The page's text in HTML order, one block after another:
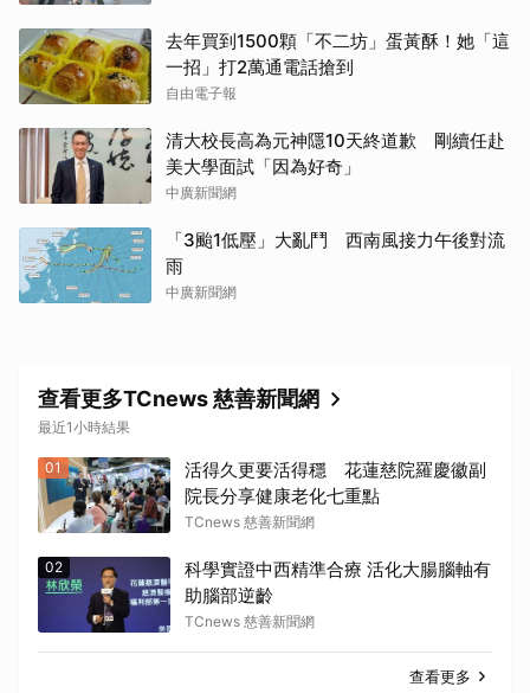
去年買到1500顆「不二坊」蛋黃酥！她「這
一招」打2萬通電話搶到
自由電子報
清大校長高為元神隱10天終道歉 剛續任赴
美大學面試「因為好奇」
中廣新聞網
「3颱1低壓」大亂鬥 西南風接力午後對流
雨
中廣新聞網
查看更多TCnews 慈善新聞網
最近1小時結果
01
活得久更要活得穩 花蓮慈院羅慶徽副
院長分享健康老化七重點
TCnews 慈善新聞網
02
科學實證中西精準合療 活化大腸腦軸有
助腦部逆齡
TCnews 慈善新聞網
查看更多